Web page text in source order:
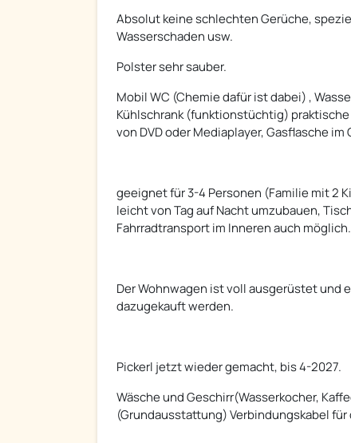
Absolut keine schlechten Gerüche,
Wasserschaden usw.
Polster sehr sauber.
Mobil WC (Chemie dafür ist dabei) ,
Kühlschrank (funktionstüchtig)
von DVD oder Mediaplayer, Gasflasche im
geeignet für 3-4 Personen (Familie mit 2
leicht von Tag auf Nacht umzubauen,
Fahrradtransport im Inneren auch möglich.
Der Wohnwagen ist voll ausgerüstet und
dazugekauft werden.
Pickerl jetzt wieder gemacht, bis 4-2027.
Wäsche und Geschirr(Wasserkocher,
(Grundausstattung) Verbindungskabel